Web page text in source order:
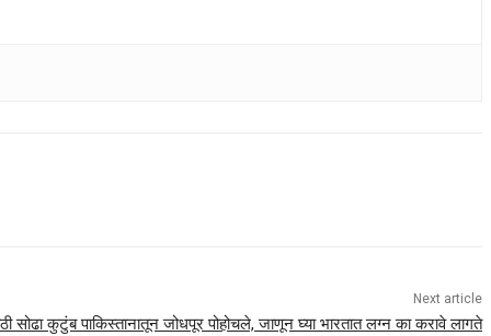
Next article
सोढा कुटुंब पाकिस्तानातून जोधपूर पोहोचले, जाणून घ्या भारतात लग्न का करावे लागते